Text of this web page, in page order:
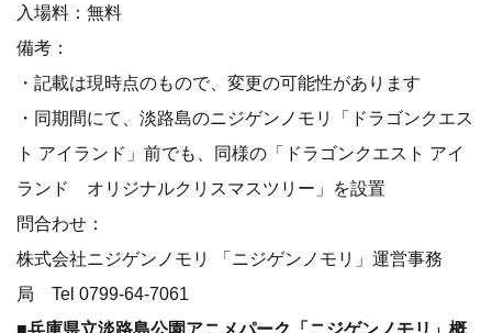
入場料：無料
備考：
・記載は現時点のもので、変更の可能性があります
・同期間にて、淡路島のニジゲンノモリ「ドラゴンクエス
ト アイランド」前でも、同様の「ドラゴンクエスト アイ
ランド オリジナルクリスマスツリー」を設置
問合わせ：
株式会社ニジゲンノモリ 「ニジゲンノモリ」運営事務
局 Tel 0799-64-7061
■兵庫県立淡路島公園アニメパーク「ニジゲンノモリ」概